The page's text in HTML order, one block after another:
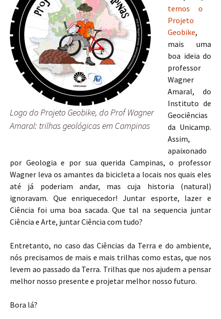
Logo do Projeto Geobike, do Prof Wagner
Amaral: trilhas geológicas em Campinas
temos o
Projeto
Geobike,
mais uma
boa ideia do
professor
Wagner
Amaral, do
Instituto de
Geociências
da Unicamp.
Assim,
apaixonado
por Geologia e por sua querida Campinas, o professor
Wagner leva os amantes da bicicleta a locais nos quais eles
até já poderiam andar, mas cuja historia (natural)
ignoravam. Que enriquecedor! Juntar esporte, lazer e
Ciência foi uma boa sacada. Que tal na sequencia juntar
Ciência e Arte, juntar Ciência com tudo?
Entretanto, no caso das Ciências da Terra e do ambiente,
nós precisamos de mais e mais trilhas como estas, que nos
levem ao passado da Terra. Trilhas que nos ajudem a pensar
melhor nosso presente e projetar melhor nosso futuro.
Bora lá?